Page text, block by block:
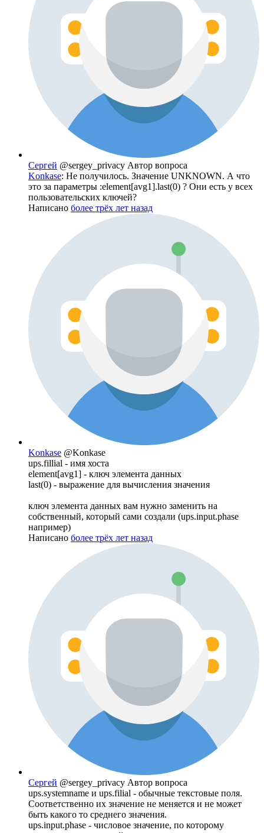
Сергей @sergey_privacy Автор вопроса
Konkase: Не получилось. Значение UNKNOWN. А что
это за параметры :element[avg1].last(0) ? Они есть у всех
пользовательских ключей?
Написано более трёх лет назад
Konkase @Konkase
ups.fillial - имя хоста
element[avg1] - ключ элемента данных
last(0) - выражение для вычисления значения
ключ элемента данных вам нужно заменить на
собственный, который сами создали (ups.input.phase
например)
Написано более трёх лет назад
Сергей @sergey_privacy Автор вопроса
ups.systemname и ups.filial - обычные текстовые поля.
Соответственно их значение не меняется и не может
быть какого то среднего значения.
ups.input.phase - числовое значение, по которому